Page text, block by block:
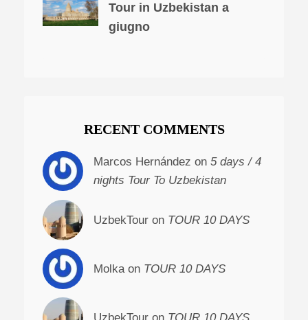
Tour in Uzbekistan a
giugno
RECENT COMMENTS
Marcos Hernández on 5 days / 4
nights Tour To Uzbekistan
UzbekTour on TOUR 10 DAYS
Molka on TOUR 10 DAYS